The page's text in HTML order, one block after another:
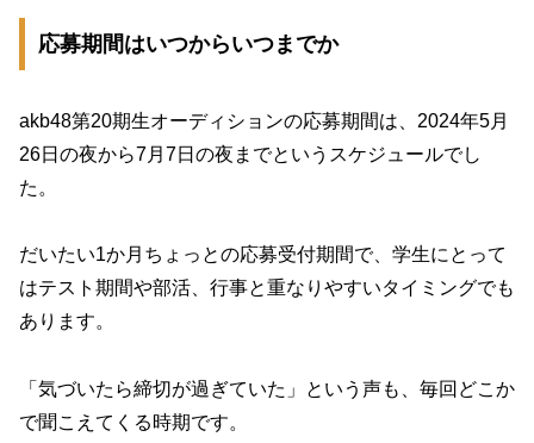
応募期間はいつからいつまでか
akb48第20期生オーディションの応募期間は、2024年5月
26日の夜から7月7日の夜までというスケジュールでし
た。
だいたい1か月ちょっとの応募受付期間で、学生にとって
はテスト期間や部活、行事と重なりやすいタイミングでも
あります。
「気づいたら締切が過ぎていた」という声も、毎回どこか
で聞こえてくる時期です。